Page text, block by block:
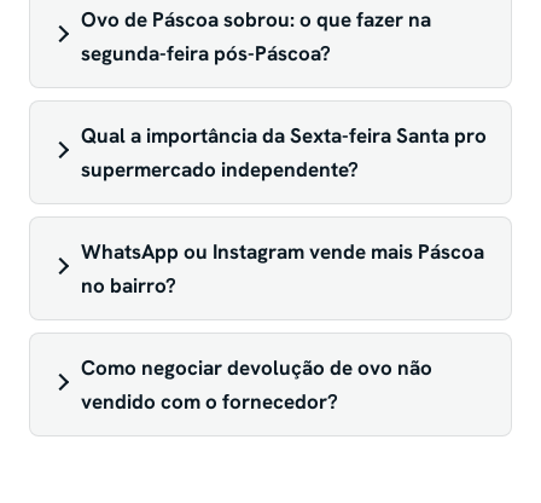
Ovo de Páscoa sobrou: o que fazer na
segunda-feira pós-Páscoa?
Qual a importância da Sexta-feira Santa pro
supermercado independente?
WhatsApp ou Instagram vende mais Páscoa
no bairro?
Como negociar devolução de ovo não
vendido com o fornecedor?